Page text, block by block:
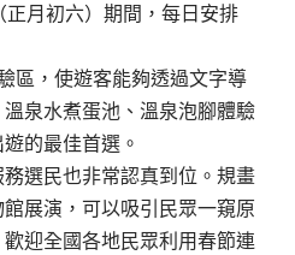
正月初六）期間，每日安排
區，使遊客能夠透過文字導
泉水煮蛋池、溫泉泡腳體驗
的最佳首選。
選民也非常認真到位。規畫
展演，可以吸引民眾一窺原
迎全國各地民眾利用春節連